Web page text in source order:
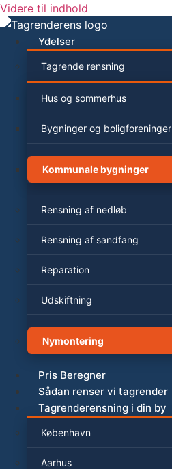
Videre til indhold
Ydelser
Tagrende rensning
Hus og sommerhus
Bygninger og boligforeninger
Kommunale bygninger
Rensning af nedløb
Rensning af sandfang
Reparation
Udskiftning
Nymontering
Pris Beregner
Sådan renser vi tagrender
Tagrenderensning i din by
København
Aarhus